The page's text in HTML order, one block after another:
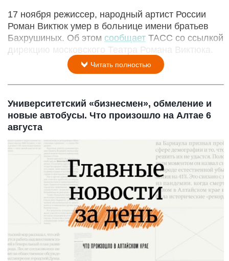
17 ноября режиссер, народный артист России
Роман Виктюк умер в больнице имени братьев
Бахрушиных. Об этом сообщает ТАСС со ссылкой
дирекцию московского Театра Романа Виктюка.
Читать полностью
Университетский «бизнесмен», обмеление и
новые автобусы. Что произошло на Алтае 6
августа